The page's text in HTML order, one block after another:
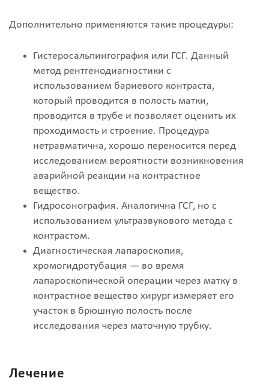
Дополнительно применяются такие процедуры:
Гистеросальпингография или ГСГ. Данный
метод рентгенодиагностики с
использованием бариевого контраста,
который проводится в полость матки,
проводится в трубе и позволяет оценить их
проходимость и строение. Процедура
нетравматична, хорошо переносится перед
исследованием вероятности возникновения
аварийной реакции на контрастное
вещество.
Гидросонография. Аналогична ГСГ, но с
использованием ультразвукового метода с
контрастом.
Диагностическая лапароскопия,
хромогидротубация — во время
лапароскопической операции через матку в
контрастное вещество хирург измеряет его
участок в брюшную полость после
исследования через маточную трубку.
Лечение